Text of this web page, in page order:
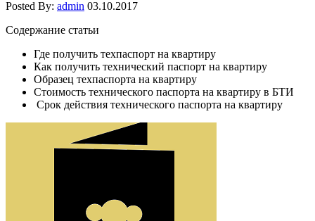
Posted By: admin 03.10.2017
Содержание статьи
Где получить техпаспорт на квартиру
Как получить технический паспорт на квартиру
Образец техпаспорта на квартиру
Cтоимость технического паспорта на квартиру в БТИ
Срок действия технического паспорта на квартиру